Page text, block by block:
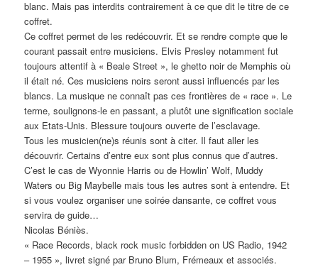
blanc. Mais pas interdits contrairement à ce que dit le titre de ce
coffret.
Ce coffret permet de les redécouvrir. Et se rendre compte que le
courant passait entre musiciens. Elvis Presley notamment fut
toujours attentif à « Beale Street », le ghetto noir de Memphis où
il était né. Ces musiciens noirs seront aussi influencés par les
blancs. La musique ne connaît pas ces frontières de « race ». Le
terme, soulignons-le en passant, a plutôt une signification sociale
aux Etats-Unis. Blessure toujours ouverte de l’esclavage.
Tous les musicien(ne)s réunis sont à citer. Il faut aller les
découvrir. Certains d’entre eux sont plus connus que d’autres.
C’est le cas de Wyonnie Harris ou de Howlin’ Wolf, Muddy
Waters ou Big Maybelle mais tous les autres sont à entendre. Et
si vous voulez organiser une soirée dansante, ce coffret vous
servira de guide…
Nicolas Béniès.
« Race Records, black rock music forbidden on US Radio, 1942
– 1955 », livret signé par Bruno Blum, Frémeaux et associés.